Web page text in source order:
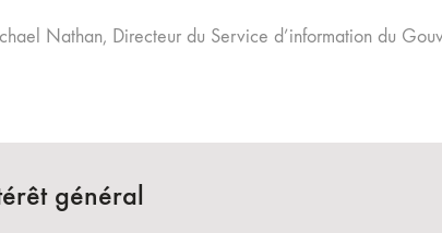
Nathan, Directeur du Service d’information du
général